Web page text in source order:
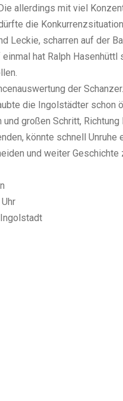
allerdings mit viel
die
Leckie, scharren auf der
hat Ralph
der
die Ingolstädter schon
großen Schritt,
könnte schnell Unruhe
und weiter Geschichte